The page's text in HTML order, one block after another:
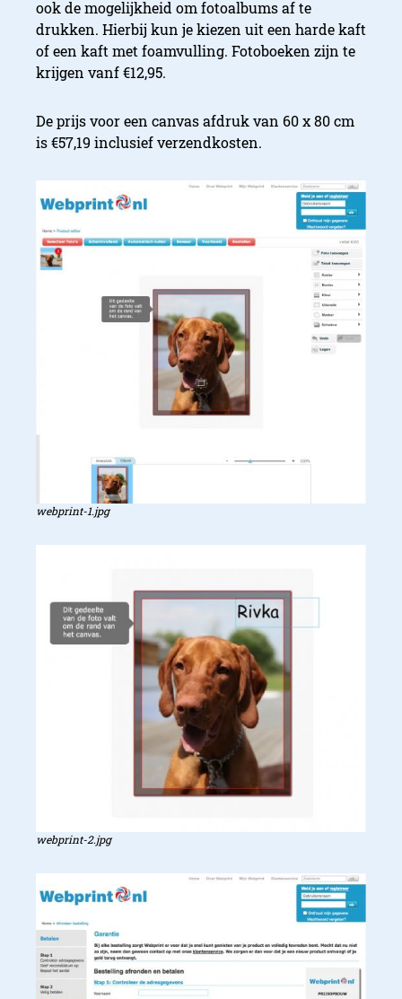
ook de mogelijkheid om fotoalbums af te
drukken. Hierbij kun je kiezen uit een harde kaft
of een kaft met foamvulling. Fotoboeken zijn te
krijgen vanf €12,95.
De prijs voor een canvas afdruk van 60 x 80 cm
is €57,19 inclusief verzendkosten.
webprint-1.jpg
webprint-2.jpg